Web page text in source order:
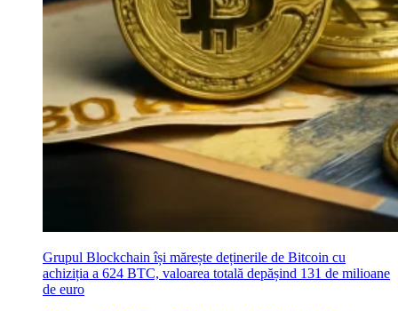
Grupul Blockchain își mărește deținerile de Bitcoin cu
achiziția a 624 BTC, valoarea totală depășind 131 de milioane
de euro